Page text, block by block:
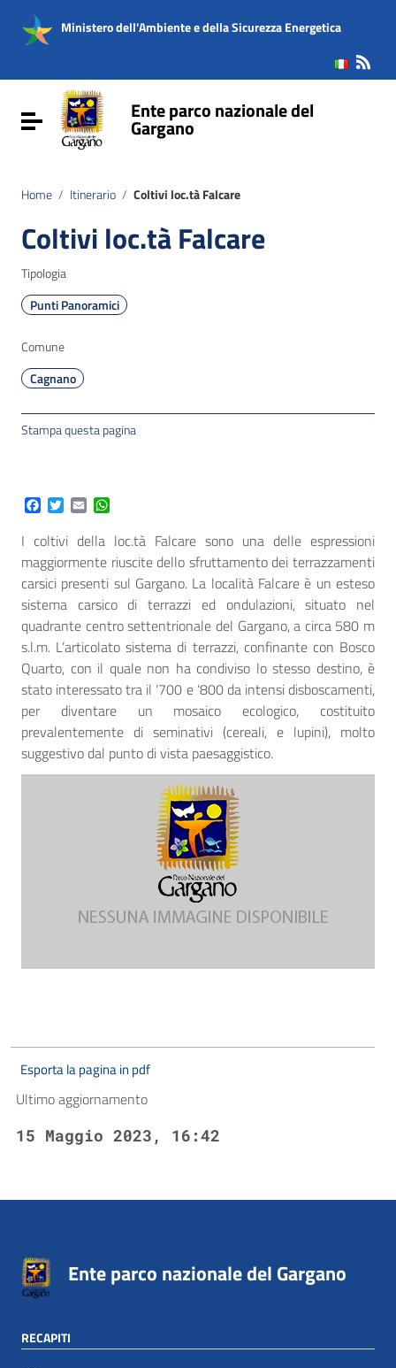
Vai al menu di navigazione
Vai al footer
Ministero dell'Ambiente e della Sicurezza Energetica
Attiva / disattiva la navigazioneEnte parco nazionale del
Gargano
Home / Itinerario / Coltivi loc.tà Falcare
Coltivi loc.tà Falcare
Tipologia
Punti Panoramici
Comune
Cagnano
Stampa questa pagina
Facebook
Twitter
Email
I coltivi della loc.tà Falcare sono una delle espressioni
maggiormente riuscite dello sfruttamento dei terrazzamenti
carsici presenti sul Gargano. La località Falcare è un esteso
sistema carsico di terrazzi ed ondulazioni, situato nel
quadrante centro settentrionale del Gargano, a circa 580 m
s.l.m. L’articolato sistema di terrazzi, confinante con Bosco
Quarto, con il quale non ha condiviso lo stesso destino, è
stato interessato tra il ‘700 e ‘800 da intensi disboscamenti,
per diventare un mosaico ecologico, costituito
prevalentemente di seminativi (cereali, e lupini), molto
suggestivo dal punto di vista paesaggistico.
Esporta la pagina in pdf
Ultimo aggiornamento
15 Maggio 2023, 16:42
Ente parco nazionale del Gargano
RECAPITI